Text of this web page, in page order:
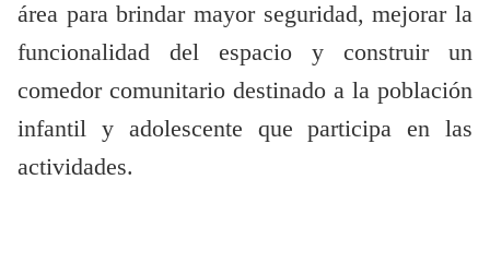
área para brindar mayor seguridad, mejorar la
funcionalidad del espacio y construir un
comedor comunitario destinado a la población
infantil y adolescente que participa en las
actividades.